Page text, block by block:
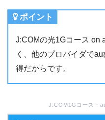
ポイント
J:COMの光1Gコース on
く、他のプロバイダで
得だからです。
J:COM1Gコース・